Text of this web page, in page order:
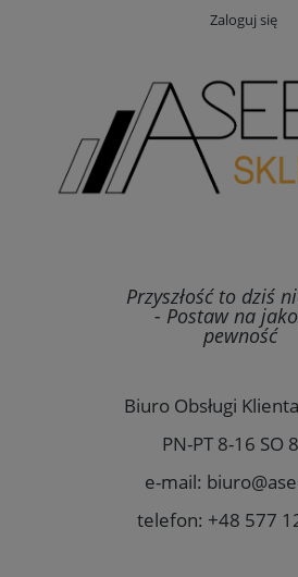
Zaloguj się
Przyszłość to dziś
- Postaw na
pewność
Biuro Obsługi
PN-PT 8-16 SO
e-mail:
telefon: +48 577